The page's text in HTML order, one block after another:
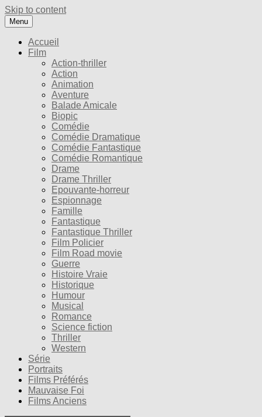
Skip to content
Menu
Accueil
Film
Action-thriller
Action
Animation
Aventure
Balade Amicale
Biopic
Comédie
Comédie Dramatique
Comédie Fantastique
Comédie Romantique
Drame
Drame Thriller
Epouvante-horreur
Espionnage
Famille
Fantastique
Fantastique Thriller
Film Policier
Film Road movie
Guerre
Histoire Vraie
Historique
Humour
Musical
Romance
Science fiction
Thriller
Western
Série
Portraits
Films Préférés
Mauvaise Foi
Films Anciens